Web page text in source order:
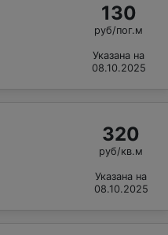
130
руб/пог.м
Указана на
08.10.2025
320
руб/кв.м
Указана на
08.10.2025